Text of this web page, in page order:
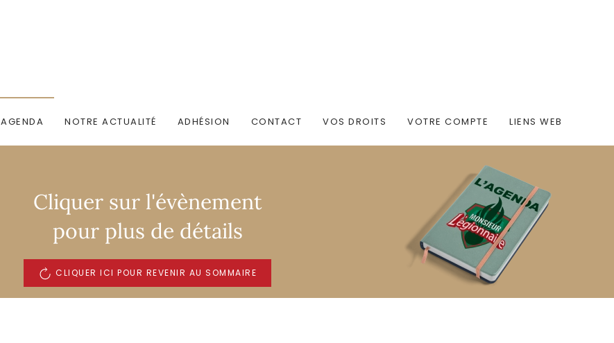
AGENDA NOTRE ACTUALITÉ ADHÉSION CONTACT VOS DROITS VOTRE COMPTE LIENS WEB
Cliquer sur l'évènement
pour plus de détails
CLIQUER ICI POUR REVENIR AU SOMMAIRE